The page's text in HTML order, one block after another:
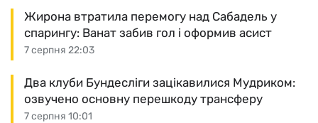
7 серпня 22:03
Жирона втратила перемогу над Сабадель у
спарингу: Ванат забив гол і оформив асист
7 серпня 10:01
Два клуби Бундесліги зацікавилися Мудриком:
озвучено основну перешкоду трансферу